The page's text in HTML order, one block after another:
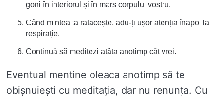
goni în interiorul și în mars corpului vostru.
Când mintea ta rătăcește, adu-ți ușor atenția înapoi la
respirație.
Continuă să meditezi atâta anotimp cât vrei.
Eventual mentine oleaca anotimp să te
obișnuiești cu meditația, dar nu renunța. Cu